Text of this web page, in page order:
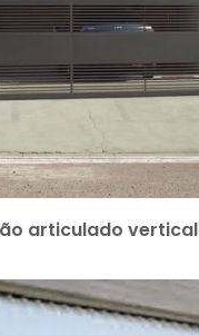
articulado vertical